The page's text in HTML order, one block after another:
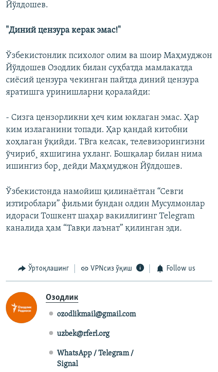
Йўлдошев.
"Диний цензура керак эмас!"
Ўзбекистонлик психолог олим ва шоир Маҳмуджон
Йўлдошев Озодлик билан суҳбатда мамлакатда
сиëсий цензура чекинган пайтда диний цензура
яратишга уринишларни қоралайди:
- Сизга цензорликни ҳеч ким юклаган эмас. Ҳар
ким излаганини топади. Ҳар қандай китобни
хоҳлаган ўқийди. ТВга келсак, телевизорингизни
ўчириб¸ яхшигина ухланг. Бошқалар билан нима
ишингиз бор¸ дейди Маҳмуджон Йўлдошев.
Ўзбекистонда намойиш қилинаëтган “Севги
изтироблари” фильми бундан олдин Мусулмонлар
идораси Тошкент шаҳар вакиллигинг Telegram
каналида ҳам “Тавқи лаънат” қилинган эди.
Ўртоқлашинг VPNсиз ўқиш Follow us
Озодлик
ozodlikmail@gmail.com
uzbek@rferl.org
WhatsApp / Telegram /
Signal